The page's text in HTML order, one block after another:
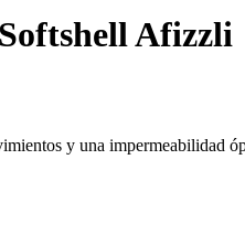
Afizzli
y una impermeabilidad